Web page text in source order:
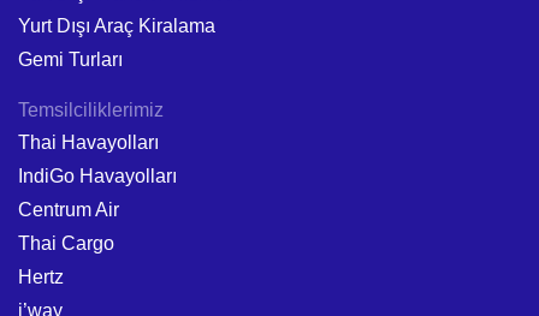
Yurt Dışı Araç Kiralama
Gemi Turları
Temsilciliklerimiz
Thai Havayolları
IndiGo Havayolları
Centrum Air
Thai Cargo
Hertz
i’way